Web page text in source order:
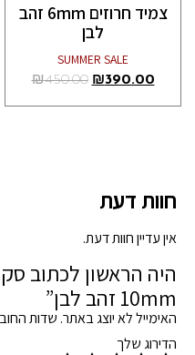
צמיד חרוזים 6mm זהב
לבן
SUMMER SALE
₪390.00
₪450.00
חוות דעת
אין עדיין חוות דעת.
היה הראשון לכתוב
10mm זהב לבן”
האימייל לא יוצג באתר. שדות
הדירוג שלך